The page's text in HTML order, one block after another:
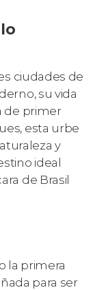
ciudades de
su vida
de primer
esta urbe
y
ideal
de Brasil
la primera
para ser